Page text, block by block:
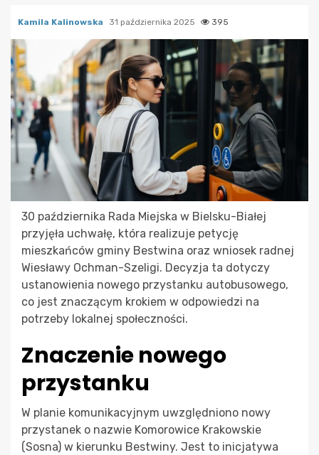
Kamila Kalinowska 31 października 2025 395
30 października Rada Miejska w Bielsku-Białej
przyjęła uchwałę, która realizuje petycję
mieszkańców gminy Bestwina oraz wniosek radnej
Wiesławy Ochman-Szeligi. Decyzja ta dotyczy
ustanowienia nowego przystanku autobusowego,
co jest znaczącym krokiem w odpowiedzi na
potrzeby lokalnej społeczności.
Znaczenie nowego
przystanku
W planie komunikacyjnym uwzględniono nowy
przystanek o nazwie Komorowice Krakowskie
(Sosna) w kierunku Bestwiny. Jest to inicjatywa